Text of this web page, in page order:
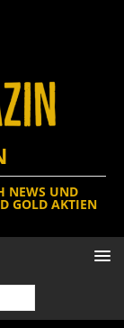
NEWS UND
GOLD AKTIEN